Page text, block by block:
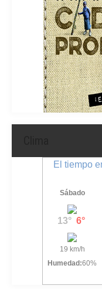
El tiempo
Sábado
13° 6°
19 km/h
Humedad:60%